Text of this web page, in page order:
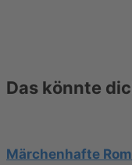
Das könnte
Märchenhafte